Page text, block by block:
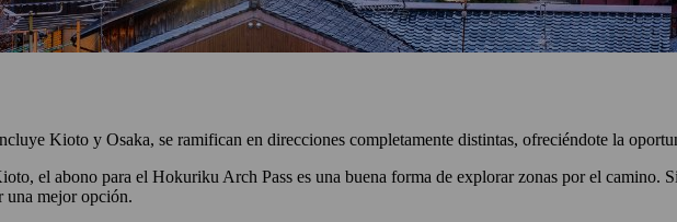
Kioto y Osaka, se ramifican en direcciones completamente distintas, ofreciéndote la
el abono para el Hokuriku Arch Pass es una buena forma de explorar zonas por el camino.
una mejor opción.